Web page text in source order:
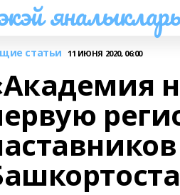
статьи 11 ИЮНЯ 2020, 06:00